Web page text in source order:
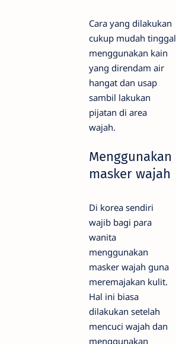
Cara yang dilakukan
cukup mudah tinggal
menggunakan kain
yang direndam air
hangat dan usap
sambil lakukan
pijatan di area
wajah.
Menggunakan
masker wajah
Di korea sendiri
wajib bagi para
wanita
menggunakan
masker wajah guna
meremajakan kulit.
Hal ini biasa
dilakukan setelah
mencuci wajah dan
menggunakan